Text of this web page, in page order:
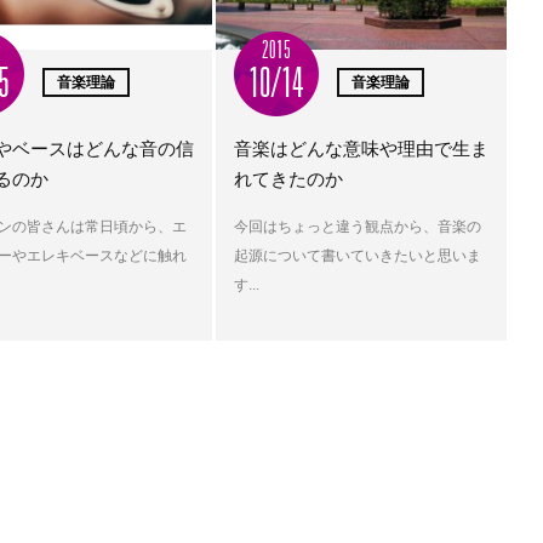
音楽理論
ベースはどんな音の信
のか
の皆さんは常日頃から、エ
やエレキベースなどに触れ
2015
10/14 音楽理論
音楽はどんな意味や理由で生ま
れてきたのか
今回はちょっと違う観点から、音楽の
起源について書いていきたいと思いま
す...